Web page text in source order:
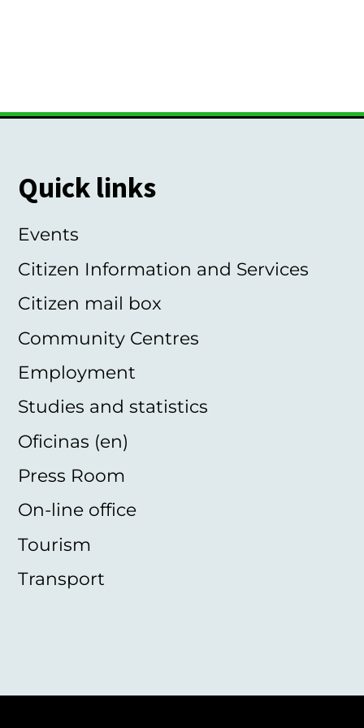
Quick links
Events
Citizen Information and Services
Citizen mail box
Community Centres
Employment
Studies and statistics
Oficinas (en)
Press Room
On-line office
Tourism
Transport